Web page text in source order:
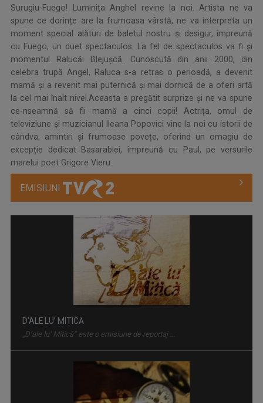
Surugiu-Fuego! Luminița Anghel revine la noi. Artista ne va
spune ce dorințe are la frumoasa vârstă, ne va interpreta un
moment special alături de baletul nostru și desigur, împreună
cu Fuego, un duet spectaculos. La fel de spectaculos va fi și
momentul Ralucăi Blejușcă. Cunoscută din anii 2000, din
celebra trupă Angel, Raluca s-a retras o perioadă, a devenit
mamă și a revenit mai puternică și mai dornică de a oferi artă
la cel mai înalt nivel.Aceasta a pregătit surprize și ne va spune
ce-nseamnă să fii mamă a cinci copii! Actrița, omul de
televiziune și muzicianul Ileana Popovici vine la noi cu istorii de
cândva, amintiri și frumoase povețe, oferind un omagiu de
excepție dedicat Basarabiei, împreună cu Paul, pe versurile
marelui poet Grigore Vieru.
EMISIUNI
De peste zece ani, „Cap compas” este o ...